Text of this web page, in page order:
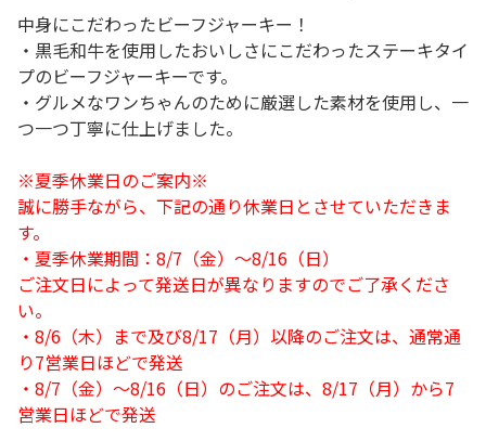
中身にこだわったビーフジャーキー！
・黒毛和牛を使用したおいしさにこだわったステーキタイ
プのビーフジャーキーです。
・グルメなワンちゃんのために厳選した素材を使用し、一
つ一つ丁寧に仕上げました。
※夏季休業日のご案内※
誠に勝手ながら、下記の通り休業日とさせていただきま
す。
・夏季休業期間：8/7（金）～8/16（日）
ご注文日によって発送日が異なりますのでご了承くださ
い。
・8/6（木）まで及び8/17（月）以降のご注文は、通常通
り7営業日ほどで発送
・8/7（金）～8/16（日）のご注文は、8/17（月）から7
営業日ほどで発送